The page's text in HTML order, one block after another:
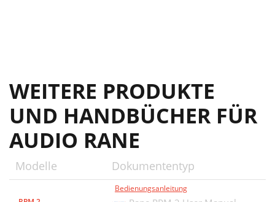
WEITERE PRODUKTE
UND HANDBÜCHER FÜR
AUDIO RANE
Modelle Dokumententyp
Bedienungsanleitung